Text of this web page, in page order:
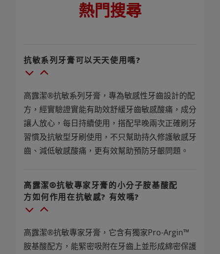
熱門搜尋
抗敏系列牙膏可以天天使用嗎?
高露潔®抗敏系列牙膏，專為敏感性牙齒設計的配
方，經實驗證實能有助效舒緩牙齒敏感酸痛，成分
讓人放心，每日持續使用，搭配早晚兩次正確刷牙
習慣及抗敏型牙刷使用，不只幫助持久修護敏感牙
齒、減低敏感酸痛，更有效幫助預防牙齦問題。
高露潔®抗敏專家牙膏的小分子胺基酸配
方如何作用在抗敏感? 有效嗎?
高露潔®抗敏專家牙膏，它含有獨家Pro-Argin™
胺基酸配方，能緊密吸附在牙齒上並形成綿密保護